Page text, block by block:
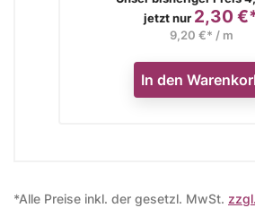
jetzt nur Preis
2,30
9,20 €* / m
In den
*Alle Preise inkl. der gesetzl. MwSt.